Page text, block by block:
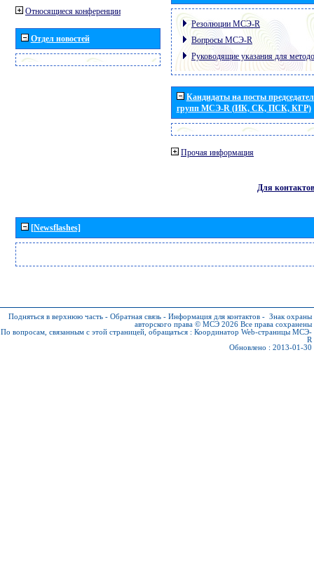
Относящиеся конференции
Отдел новостей
Резолюции МСЭ-R
Вопросы МСЭ-R
Руководящие указания для
Кандидаты на посты
групп МСЭ-R (ИК, СК, ПСК, КГР)
Прочая информация
Для контактов
[Newsflashes]
Подняться в верхнюю часть - Обратная связь - Информация для контактов - Знак охраны
авторского права © МСЭ 2026 Все права сохранены
По вопросам, связанным с этой страницей, обращаться : Координатор Web-страницы МСЭ-
R
Обновлено : 2013-01-30